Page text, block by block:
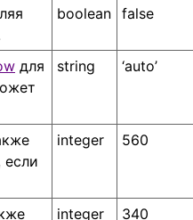
boolean false
для
string ‘auto’
если
integer 560
integer 340